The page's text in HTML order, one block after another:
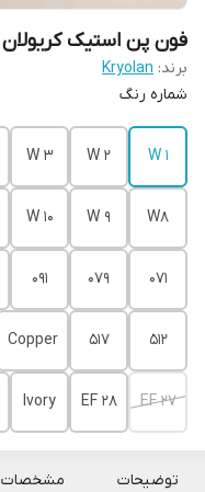
فون پن استیک کریولان
برند: Kryolan
شماره رنگ
W 1
W 2
W 3
W8
W 9
W 10
071
079
091
512
517
Copper
EF 27
EF 28
Ivory
توضیحات مشخصات